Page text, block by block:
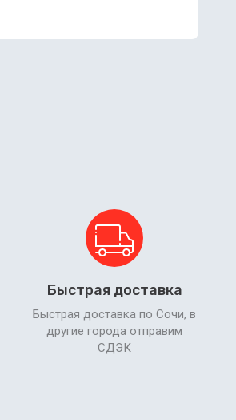
Быстрая доставка
Быстрая доставка по Сочи, в
другие города отправим
СДЭК